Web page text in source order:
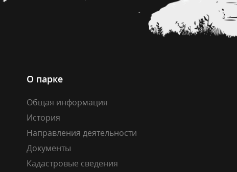
О парке
Общая информация
История
Направления деятельности
Документы
Кадастровые сведения